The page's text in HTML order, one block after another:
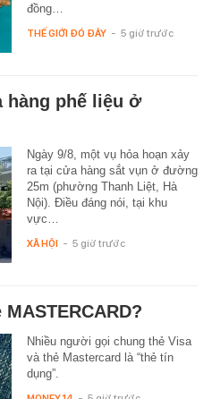
đồng…
THẾ GIỚI ĐÓ ĐÂY - 5 giờ trước
hàng phế liệu ở
Ngày 9/8, một vụ hỏa hoạn xảy
ra tại cửa hàng sắt vụn ở đường
25m (phường Thanh Liệt, Hà
Nội). Điều đáng nói, tại khu
vực…
XÃ HỘI - 5 giờ trước
Nhiều người gọi chung thẻ Visa
và thẻ Mastercard là “thẻ tín
dụng”.